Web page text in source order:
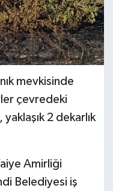
mevkisinde
çevredeki
2 dekarlık
Amirliği
Belediyesi iş